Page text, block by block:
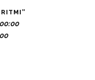
RITMI”